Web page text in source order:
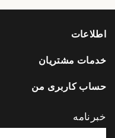
اطلاعات
خدمات مشتریان
حساب کاربری من
خبرنامه